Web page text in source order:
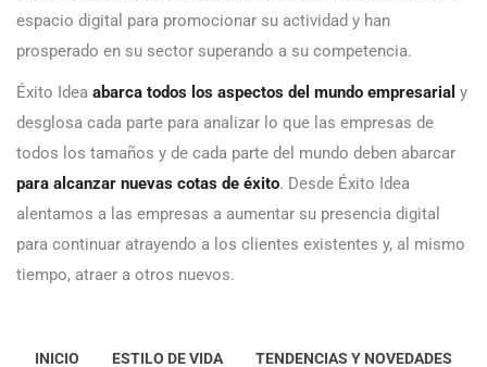
espacio digital para promocionar su actividad y han
prosperado en su sector superando a su competencia.
Éxito Idea abarca todos los aspectos del mundo empresarial y
desglosa cada parte para analizar lo que las empresas de
todos los tamaños y de cada parte del mundo deben abarcar
para alcanzar nuevas cotas de éxito. Desde Éxito Idea
alentamos a las empresas a aumentar su presencia digital
para continuar atrayendo a los clientes existentes y, al mismo
tiempo, atraer a otros nuevos.
INICIO ESTILO DE VIDA TENDENCIAS Y NOVEDADES